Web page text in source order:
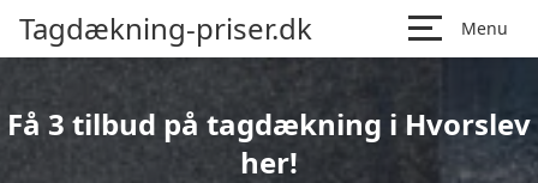
Tagdækning-priser.dk Menu
Få 3 tilbud på tagdækning i Hvorslev
her!